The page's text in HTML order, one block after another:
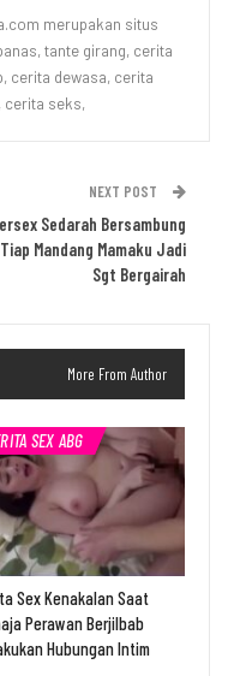
merupakan situs
tante girang, cerita
cerita dewasa, cerita
cerita seks,
NEXT POST
Sedarah Bersambung
Tiap Mandang Mamaku Jadi
Sgt Bergairah
More From Author
SEX ABG
Sex Kenakalan Saat
Perawan Berjilbab
Hubungan Intim